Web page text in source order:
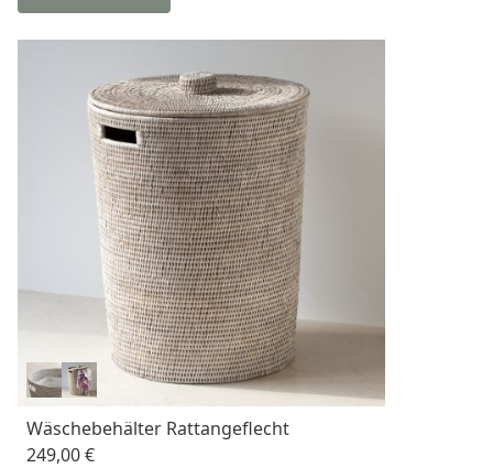
Wäschebehälter Rattangeflecht
249,00 €